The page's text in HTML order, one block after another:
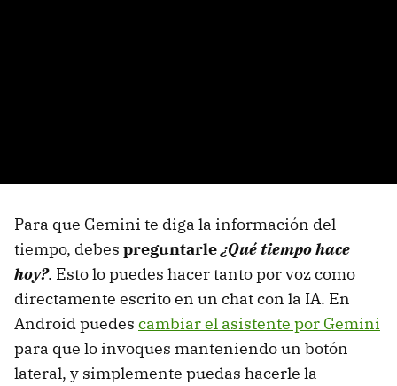
Para que Gemini te diga la información del
tiempo, debes preguntarle¿Qué tiempo hace
hoy?. Esto lo puedes hacer tanto por voz como
directamente escrito en un chat con la IA. En
Android puedes cambiar el asistente por Gemini
para que lo invoques manteniendo un botón
lateral, y simplemente puedas hacerle la